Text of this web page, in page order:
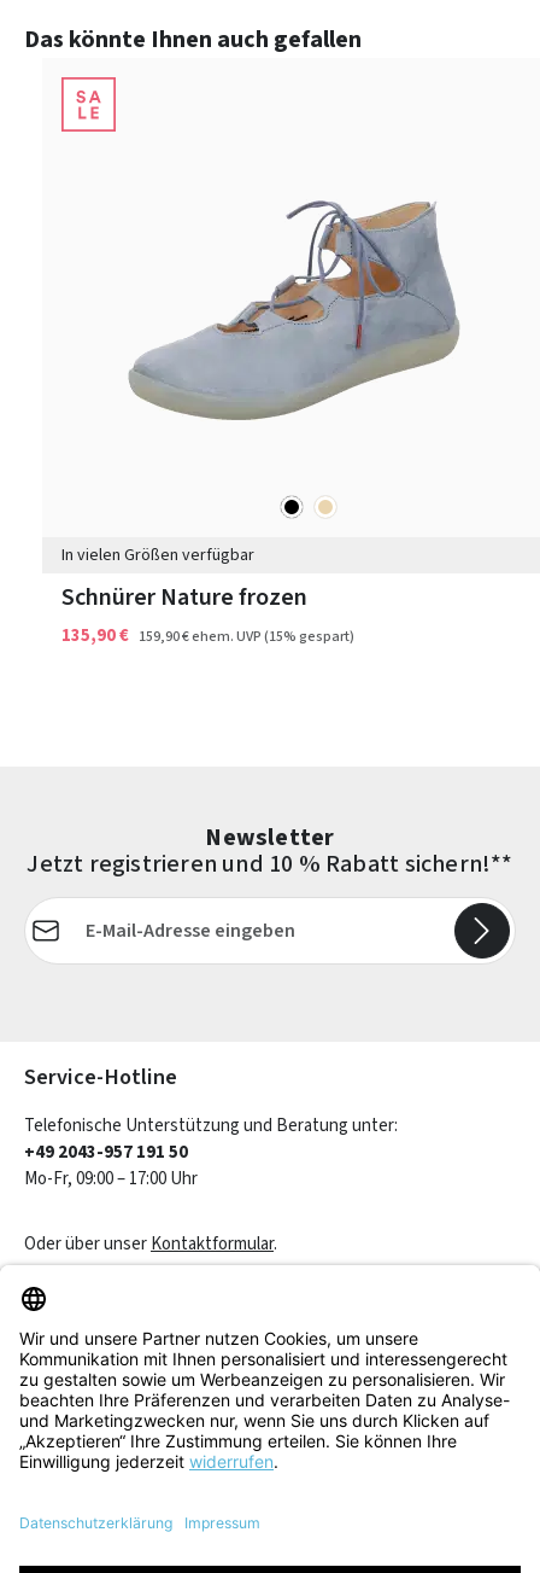
Produktgalerie überspringen
Das könnte Ihnen auch gefallen
schwarz
beige
In vielen Größen verfügbar
Schnürer Nature frozen
135,90 € 159,90 €ehem. UVP(15% gespart)
Newsletter
Jetzt registrieren und 10 % Rabatt sichern!**
E-Mail-Adresse*
Service-Hotline
Telefonische Unterstützung und Beratung unter:
+49 2043-957 191 50
Mo-Fr, 09:00 – 17:00 Uhr
Oder über unserKontaktformular.
Service & Beratung
Informationen